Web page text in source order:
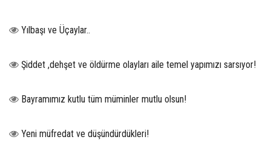
Yılbaşı ve Üçaylar..
Şiddet ,dehşet ve öldürme olayları aile temel yapımızı sarsıyor!
Bayramımız kutlu tüm müminler mutlu olsun!
Yeni müfredat ve düşündürdükleri!